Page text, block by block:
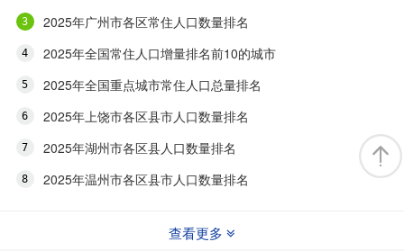
2025年广州市各区常住人口数量排名
2025年全国常住人口增量排名前10的城市
2025年全国重点城市常住人口总量排名
2025年上饶市各区县市人口数量排名
2025年湖州市各区县人口数量排名
2025年温州市各区县市人口数量排名
查看更多